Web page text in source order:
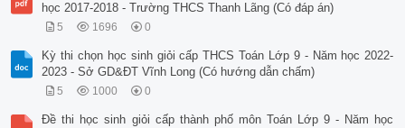
học 2017-2018 - Trường THCS Thanh Lãng (Có đáp án)
5 1696 0
Kỳ thi chọn học sinh giỏi cấp THCS Toán Lớp 9 - Năm học 2022-
2023 - Sở GD&ĐT Vĩnh Long (Có hướng dẫn chấm)
5 1000 0
Đề thi học sinh giỏi cấp thành phố môn Toán Lớp 9 - Năm học